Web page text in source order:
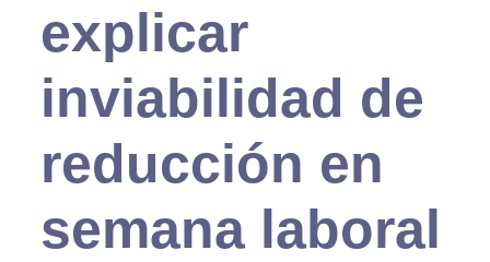
explicar
inviabilidad de
reducción en
semana laboral